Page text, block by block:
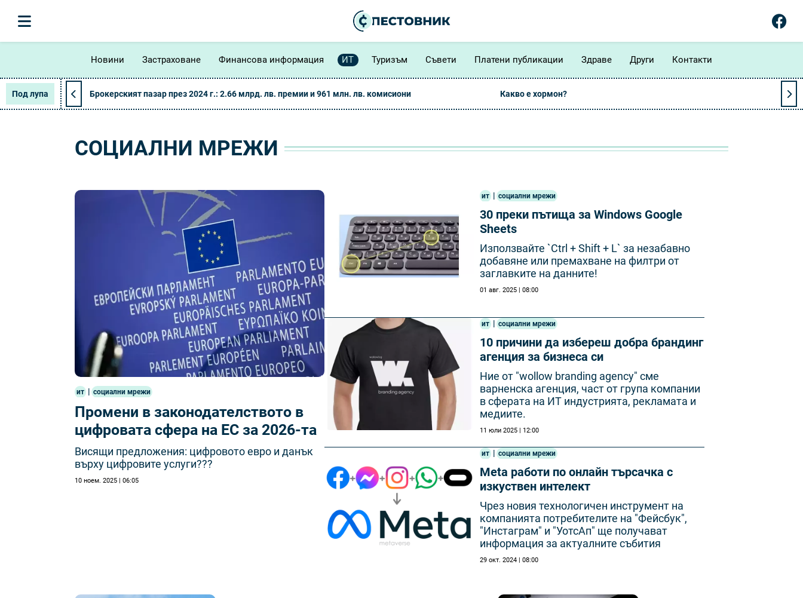
Новини Застраховане Финансова информация ИТ Туризъм Съвети Платени публикации Здраве Други Контакти
Под лупа Брокерският пазар през 2024 г.: 2.66 млрд. лв. премии и 961 млн. лв. комисиони Какво е хормон?
СОЦИАЛНИ МРЕЖИ
ит | социални мрежи
Промени в законодателството в
цифровата сфера на ЕС за 2026-та
Висящи предложения: цифровото евро и данък
върху цифровите услуги???
10 ноем. 2025 | 06:05
ит | социални мрежи
30 преки пътища за Windows Google
Sheets
Използвайте `Ctrl + Shift + L` за незабавно
добавяне или премахване на филтри от
заглавките на данните!
01 авг. 2025 | 08:00
ит | социални мрежи
10 причини да избереш добра брандинг
агенция за бизнеса си
Ние от "wollow branding agency" сме
варненска агенция, част от група компании
в сферата на ИТ индустрията, рекламата и
медиите.
11 юли 2025 | 12:00
ит | социални мрежи
Meta работи по онлайн търсачка с
изкуствен интелект
Чрез новия технологичен инструмент на
компанията потребителите на "Фейсбук",
"Инстаграм" и "УотсАп" ще получават
информация за актуалните събития
29 окт. 2024 | 08:00